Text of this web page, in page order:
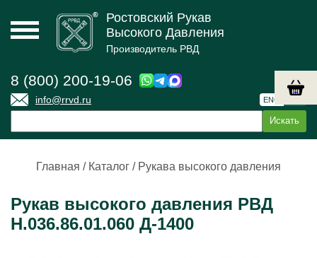
Ростовский Рукав
Высокого Давления
Производитель РВД
8 (800) 200-19-06
info@rrvd.ru ENG
Главная / Каталог / Рукава высокого давления
Рукав высокого давления РВД
Н.036.86.01.060 Д-1400